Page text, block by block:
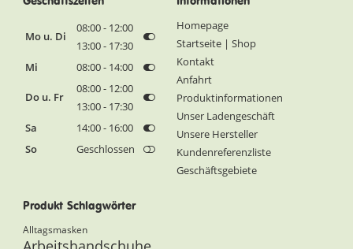
Mo u. Di
08:00 - 12:00
13:00 - 17:30
Mi
08:00 - 14:00
Do u. Fr
08:00 - 12:00
13:00 - 17:30
Sa
14:00 - 16:00
So
Geschlossen
Homepage
Startseite | Shop
Kontakt
Anfahrt
Produktinformationen
Unser Ladengeschäft
Unsere Hersteller
Kundenreferenzliste
Geschäftsgebiete
Produkt Schlagwörter
Alltagsmasken